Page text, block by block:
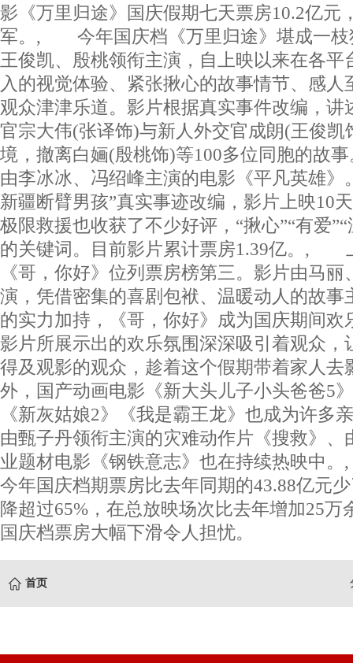
影《万里归途》国庆假期七天票房10.2亿元
军。, 今年国庆档《万里归途》堪成一枝
王俊凯、殷桃领衔主演，自上映以来在各平
入的视觉体验、紧张揪心的故事情节、感人
观众津津乐道。影片根据真实事件改编，讲
官宗大伟(张译饰)与新人外交官成朗(王俊凯
境，撤离白婳(殷桃饰)等100多位同胞的
由李冰冰、冯绍峰主演的电影《平凡英雄》
新疆断臂男孩”真实事迹改编，影片上映10
极限救援也收获了不少好评，“揪心”“有爱
的关键词。目前影片累计票房1.39亿。,
《哥，你好》位列票房榜第三。影片由马
演，凭借密集的喜剧包袱、温暖动人的故事
的实力加持，《哥，你好》成为国庆期间欢
影片所展示出的欢乐氛围深深吸引着观众，
得及观影的观众，趁着这个假期带着家人
外，国产动画电影《新大头儿子小头爸爸5
《新灰姑娘2》《我是霸王龙》也成为许多
由甄子丹领衔主演的灾难动作片《搜救》、
业题材电影《钢铁意志》也在持续热映
今年国庆档期票房比去年同期的43.88亿元
降超过65%，在总放映场次比去年增加25万
国庆档票房大幅下滑令人担忧。
首页